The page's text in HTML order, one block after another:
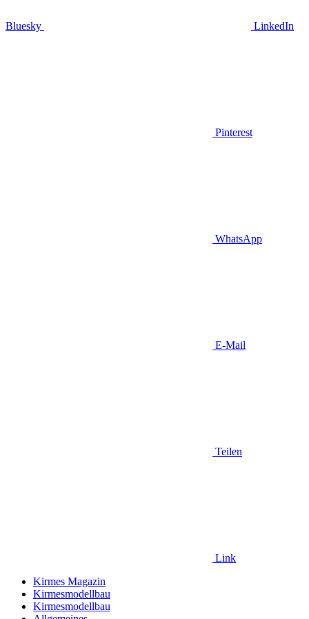
Bluesky LinkedIn
Pinterest
WhatsApp
E-Mail
Teilen
Link
Kirmes Magazin
Kirmesmodellbau
Kirmesmodellbau